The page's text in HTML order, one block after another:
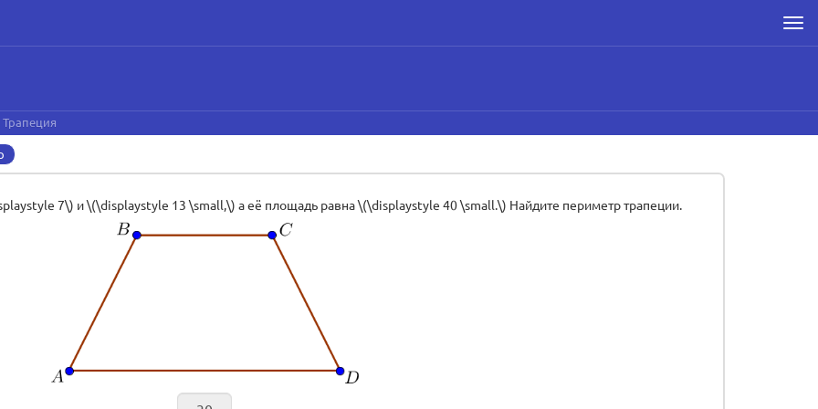
Трапеция
7\) и \(\displaystyle 13 \small,\) а её площадь равна \(\displaystyle 40 \small.\) Найдите периметр трапеции.